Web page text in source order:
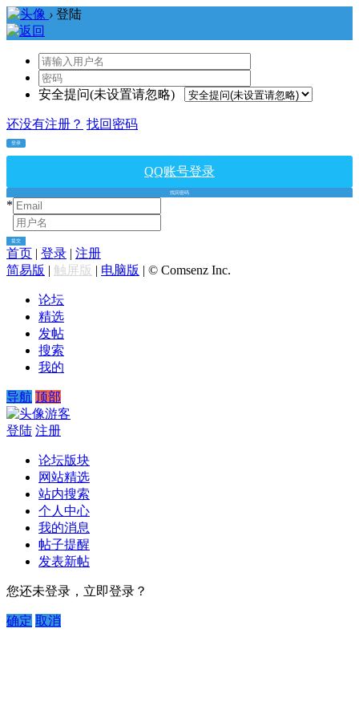
› 登陆
安全提问(未设置请忽略)
还没有注册？ 找回密码
登录
QQ账号登录
找回密码
*
提交
首页 | 登录 | 注册
简易版 | 触屏版 | 电脑版 | © Comsenz Inc.
论坛
精选
发帖
搜索
我的
导航 顶部
游客
登陆 注册
论坛版块
网站精选
站内搜索
个人中心
我的消息
帖子提醒
发表新帖
您还未登录，立即登录？
确定 取消